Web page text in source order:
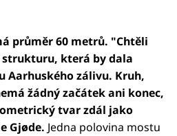
průměr 60 metrů. "Chtěli
která by dala
zálivu. Kruh,
žádný začátek ani konec,
tvar zdál jako
Gjøde. Jedna polovina mostu